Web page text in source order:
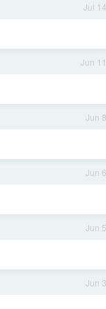
Jul 14
Jun 11
Jun 8
Jun 6
Jun 5
Jun 3